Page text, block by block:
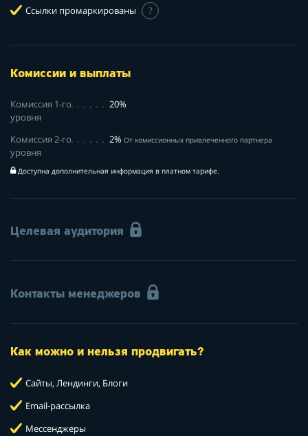
Ссылки промаркированы ?
Комиссии и выплаты
Комиссия 1-го
уровня
20%
Комиссия 2-го
уровня
2%От комиссионных привлеченного партнера
Доступна дополнительная информация в платном тарифе.
Целевая аудитория
Контакты менеджеров
Как можно и нельзя продвигать?
Сайты, Лендинги, Блоги
Email-рассылка
Мессенджеры